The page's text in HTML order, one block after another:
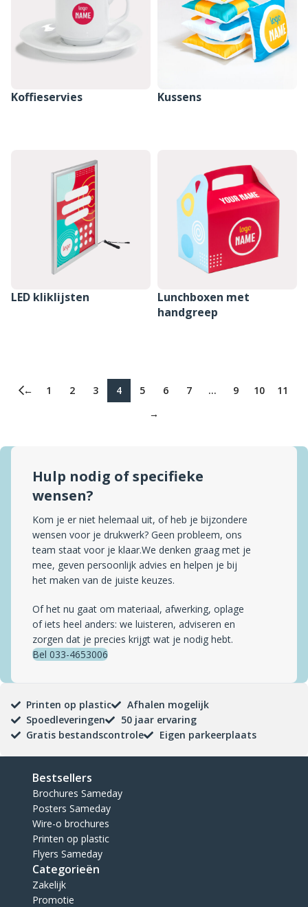
Koffieservies Kussens
LED kliklijsten
Lunchboxen met
handgreep
← 1 2 3 4 5 6 7 … 9 10
11
→
Hulp nodig of specifieke
wensen?
Kom je er niet helemaal uit, of heb je bijzondere
wensen voor je drukwerk? Geen probleem, ons
team staat voor je klaar.We denken graag met je
mee, geven persoonlijk advies en helpen je bij
het maken van de juiste keuzes.
Of het nu gaat om materiaal, afwerking, oplage
of iets heel anders: we luisteren, adviseren en
zorgen dat je precies krijgt wat je nodig hebt.
Bel 033-4653006
Printen op plastic
Afhalen mogelijk
Spoedleveringen
50 jaar ervaring
Gratis bestandscontrole
Eigen parkeerplaats
Bestsellers
Brochures Sameday
Posters Sameday
Wire-o brochures
Printen op plastic
Flyers Sameday
Categorieën
Zakelijk
Promotie